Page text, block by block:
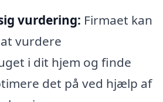
vurdering: Firmaet kan
vurdere
i dit hjem og finde
det på ved hjælp af